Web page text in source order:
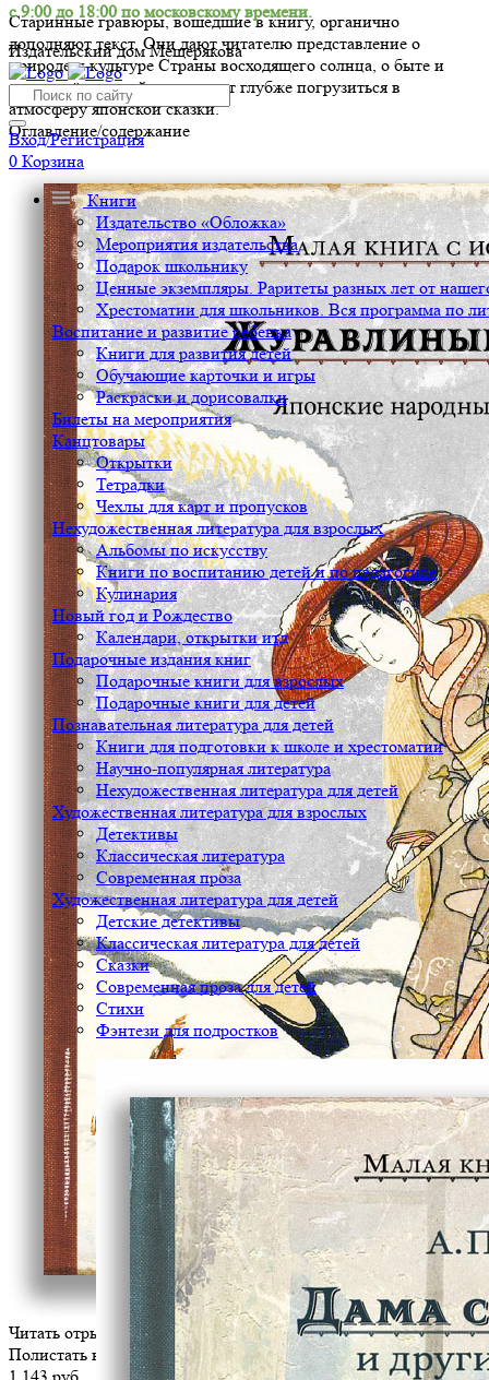
с 9:00 до 18:00 по московскому времени.
Издательский дом Мещерякова
Вход/Регистрация
0 Корзина
Книги
Издательство «Обложка»
Мероприятия издательства
Подарок школьнику
Ценные экземпляры. Раритеты разных лет от
Хрестоматии для школьников. Вся программа по
Воспитание и развитие ребенка
Книги для развития детей
Обучающие карточки и игры
Раскраски и дорисовалки
Билеты на мероприятия
Канцтовары
Открытки
Тетрадки
Чехлы для карт и пропусков
Нехудожественная литература для взрослых
Альбомы по искусству
Книги по воспитанию детей и по педагогике
Кулинария
Новый год и Рождество
Календари, открытки итд
Подарочные издания книг
Подарочные книги для взрослых
Подарочные книги для детей
Познавательная литература для детей
Книги для подготовки к школе и хрестоматии
Научно-популярная литература
Нехудожественная литература для детей
Художественная литература для взрослых
Детективы
Классическая литература
Современная проза
Художественная литература для детей
Детские детективы
Классическая литература для детей
Сказки
Современная проза для детей
Стихи
Фэнтези для подростков
Старинные гравюры, вошедшие в книгу, органично
дополняют текст. Они дают читателю представление о
природе и культуре Страны восходящего солнца, о быте и
нравах её жителей, позволяют глубже погрузиться в
атмосферу японской сказки.
Оглавление/содержание
Читать отрывок
Полистать книгу